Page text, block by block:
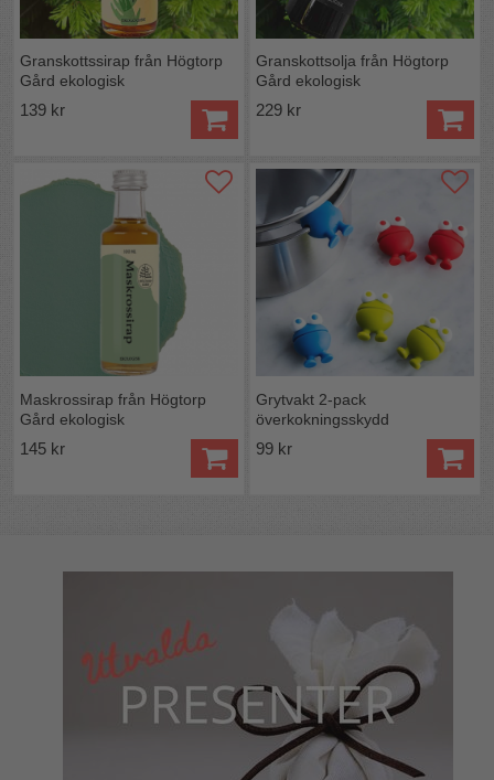
Granskottssirap från Högtorp
Gård ekologisk
139 kr
Granskottsolja från Högtorp
Gård ekologisk
229 kr
Maskrossirap från Högtorp
Gård ekologisk
145 kr
Grytvakt 2-pack
överkokningsskydd
99 kr